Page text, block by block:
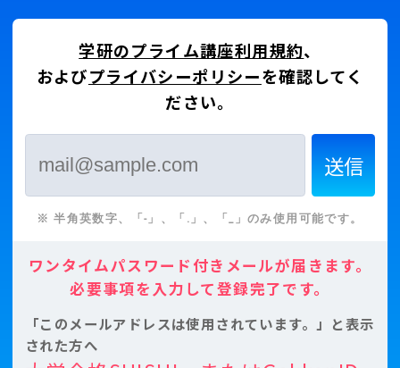
学研のプライム講座利用規約、
およびプライバシーポリシーを確認してく
ださい。
※ 半角英数字、「-」、「.」、「_」のみ使用可能です。
ワンタイムパスワード付きメールが届きます。
必要事項を入力して登録完了です。
「このメールアドレスは使用されています。」と表示
された方へ